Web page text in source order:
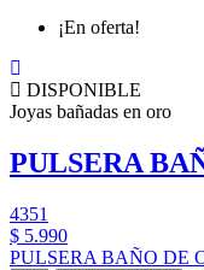
¡En oferta!
DISPONIBLE
Joyas bañadas en oro
PULSERA
4351
$ 5.990
PULSERA BAÑO DE